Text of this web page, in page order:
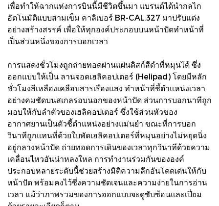
เพื่อทำให้ฉากแห่งการบินนี้มีชีวิตขึ้นมา แบรนด์ได้นำกลไก
อัตโนมัติแบบสามเข็ม คาลิเบอร์ BR-CAL.327 มาปรับแต่ง
อย่างสร้างสรรค์ เพื่อให้ทุกองค์ประกอบบนหน้าปัดทำหน้าที่
เป็นส่วนหนึ่งของการบอกเวลา
การแสดงชั่วโมงถูกถ่ายทอดผ่านแผ่นดิสก์สีดำที่หมุนได้ ซึ่ง
ออกแบบให้เป็น ลานจอดเฮลิคอปเตอร์ (Helipad) โดยมีหลัก
ชั่วโมงสีเหลืองเคลือบสารเรืองแสง ทำหน้าที่ชี้ตำแหน่งเวลา
อย่างคมชัดบนสเกลรอบนอกของหน้าปัด ส่วนการบอกนาทีถูก
มอบให้กับลำตัวของเฮลิคอปเตอร์ ซึ่งใช้ส่วนหัวของ
อากาศยานเป็นตัวชี้ตำแหน่งอย่างแม่นยำ ขณะที่การบอก
วินาทีถูกแทนที่ด้วยใบพัดเฮลิคอปเตอร์ที่หมุนอย่างไม่หยุดนิ่ง
อยู่กลางหน้าปัด ถ่ายทอดการเดินของเวลาทุกวินาทีด้วยความ
เคลื่อนไหวอันน่าหลงใหล การทำงานร่วมกันขององค์
ประกอบหลายระดับนี้ช่วยสร้างมิติความลึกอันโดดเด่นให้กับ
หน้าปัด พร้อมคงไว้ซึ่งความชัดเจนและความง่ายในการอ่าน
เวลา แม้ว่าภาพรวมของการออกแบบจะดูซับซ้อนและเปี่ยม